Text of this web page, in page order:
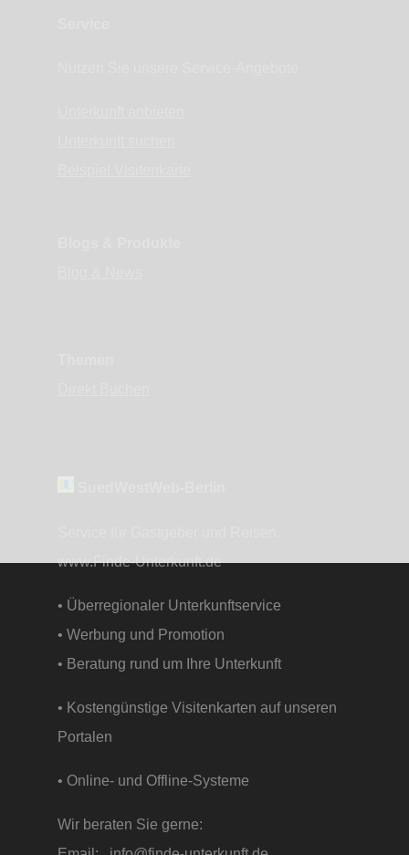
www.Finde-Unterkunft.de
• Überregionaler Unterkunftservice
• Werbung und Promotion
• Beratung rund um Ihre Unterkunft
• Kostengünstige Visitenkarten auf unseren
Portalen
• Online- und Offline-Systeme
Wir beraten Sie gerne: